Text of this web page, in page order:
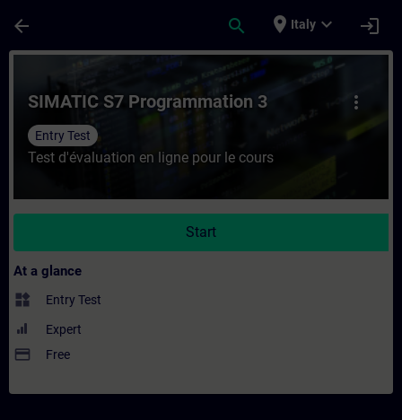
arrow_back search place Italy expand_more login
Course - SIMATIC S7 Programmation 3
more_vert
SIMATIC S7 Programmation 3
Entry Test
Test d'évaluation en ligne pour le cours
Start
At a glance
widgets Entry Test
Expert
payment Free